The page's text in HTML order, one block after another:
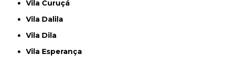
Vila Curuçá
Vila Dalila
Vila Dila
Vila Esperança